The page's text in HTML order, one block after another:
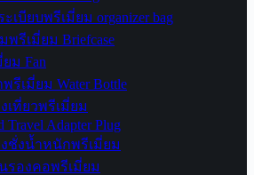
เบียบพรีเมี่ยม organizer bag
พรีเมี่ยม Briefcase
ม Fan
รีเมี่ยม Water Bottle
ที่ยวพรีเมี่ยม
Travel Adapter Plug
งชั่งน้ำหนักพรีเมี่ยม
รองคอพรีเมี่ยม